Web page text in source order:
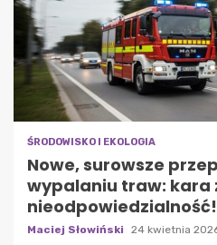
ŚRODOWISKO I EKOLOGIA
Nowe, surowsze
wypalaniu traw: kara
nieodpowiedzialność!
Maciej Słowiński 24 kwietnia